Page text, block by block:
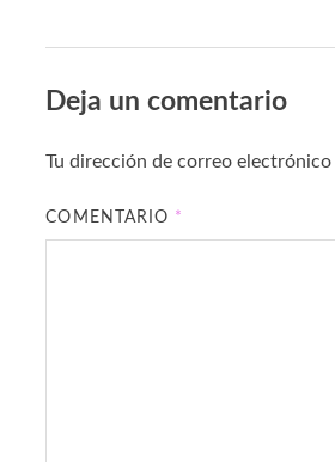
Deja un comentario
Tu dirección de correo
COMENTARIO *